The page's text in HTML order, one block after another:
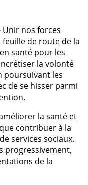
Unir nos forces
de route de la
santé pour les
la volonté
poursuivant les
de se hisser parmi
la santé et
contribuer à la
services sociaux.
progressivement,
de la